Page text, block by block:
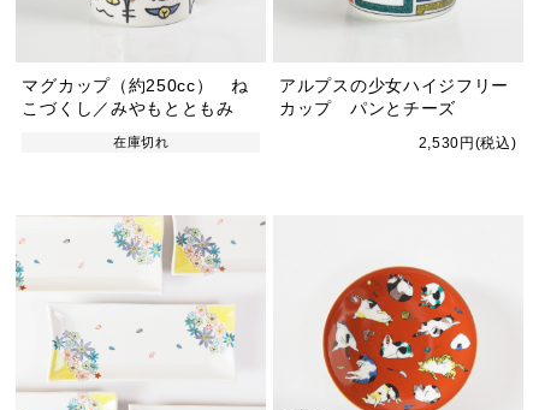
マグカップ（約250cc） ね
こづくし／みやもとともみ
在庫切れ
アルプスの少女ハイジフリー
カップ パンとチーズ
2,530円(税込)